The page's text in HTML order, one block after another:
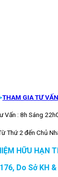
THAM GIA TƯ
Vấn : 8h Sáng
Thứ 2 đến Chủ
HỮU HẠN
Do Sở KH